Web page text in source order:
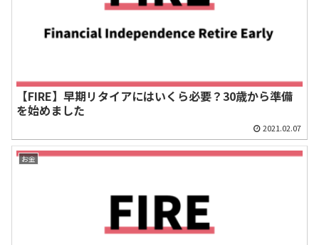
【FIRE】早期リタイアにはいくら必要？30歳から準備
を始めました
2021.02.07
お金